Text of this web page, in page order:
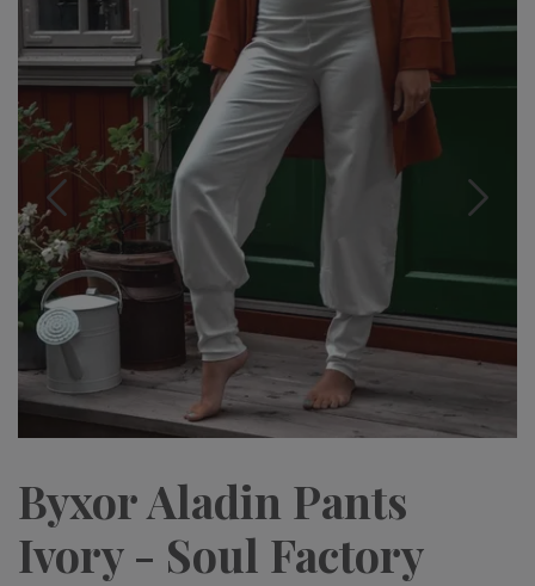
Byxor Aladin Pants
Ivory - Soul Factory